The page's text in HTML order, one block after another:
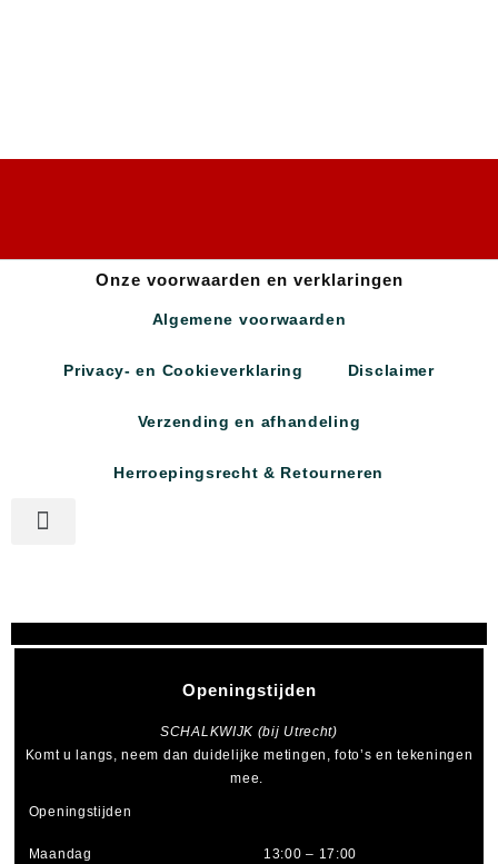
Onze voorwaarden en verklaringen
Algemene voorwaarden
Privacy- en Cookieverklaring Disclaimer
Verzending en afhandeling
Herroepingsrecht & Retourneren
Openingstijden
SCHALKWIJK (bij Utrecht)
Komt u langs, neem dan duidelijke metingen, foto’s en tekeningen
mee.
Openingstijden
Maandag 13:00 – 17:00